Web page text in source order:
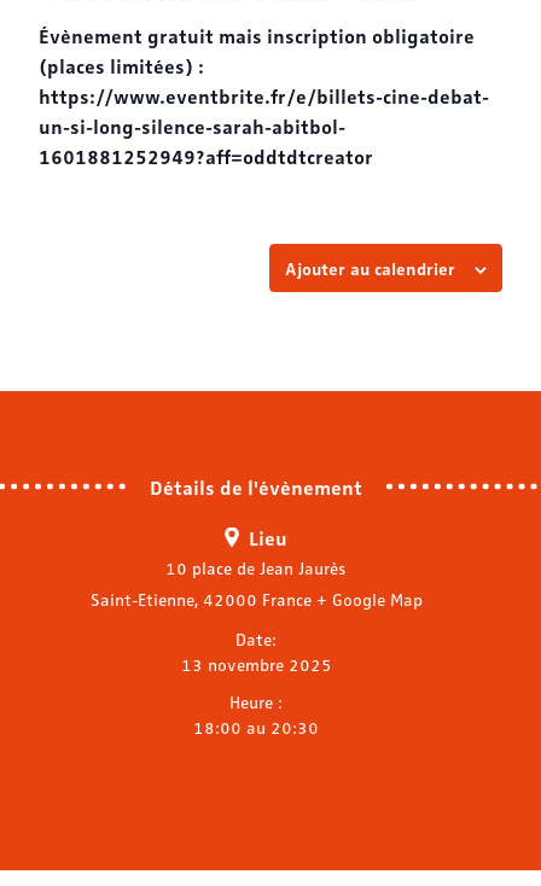
Évènement gratuit mais inscription obligatoire
(places limitées) :
https://www.eventbrite.fr/e/billets-cine-debat-
un-si-long-silence-sarah-abitbol-
1601881252949?aff=oddtdtcreator
Ajouter au calendrier
Détails de l'évènement
Lieu
10 place de Jean Jaurès
Saint-Etienne, 42000 France + Google Map
Date:
13 novembre 2025
Heure :
18:00 au 20:30